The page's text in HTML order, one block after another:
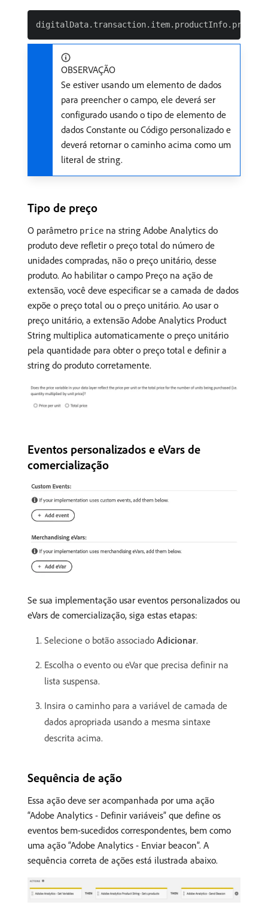
OBSERVAÇÃO
Se estiver usando um elemento de dados
para preencher o campo, ele deverá ser
configurado usando o tipo de elemento de
dados Constante ou Código personalizado e
deverá retornar o caminho acima como um
literal de string.
Tipo de preço
O parâmetro price na string Adobe Analytics do
produto deve refletir o preço total do número de
unidades compradas, não o preço unitário, desse
produto. Ao habilitar o campo Preço na ação de
extensão, você deve especificar se a camada de dados
expõe o preço total ou o preço unitário. Ao usar o
preço unitário, a extensão Adobe Analytics Product
String multiplica automaticamente o preço unitário
pela quantidade para obter o preço total e definir a
string do produto corretamente.
Eventos personalizados e eVars de
comercialização
Se sua implementação usar eventos personalizados ou
eVars de comercialização, siga estas etapas:
Selecione o botão associado Adicionar.
Escolha o evento ou eVar que precisa definir na
lista suspensa.
Insira o caminho para a variável de camada de
dados apropriada usando a mesma sintaxe
descrita acima.
Sequência de ação
Essa ação deve ser acompanhada por uma ação
“Adobe Analytics - Definir variáveis” que define os
eventos bem-sucedidos correspondentes, bem como
uma ação “Adobe Analytics - Enviar beacon”. A
sequência correta de ações está ilustrada abaixo.